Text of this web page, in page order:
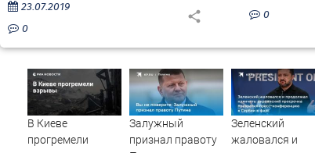
23.07.2019
0
0
В Киеве
прогремели
Залужный
признал правоту
Зеленский
жаловался и